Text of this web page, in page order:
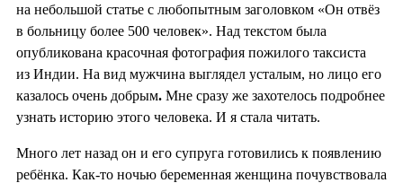
на небольшой статье с любопытным заголовком «Он отвёз
в больницу более 500 человек». Над текстом была
опубликована красочная фотография пожилого таксиста
из Индии. На вид мужчина выглядел усталым, но лицо его
казалось очень добрым. Мне сразу же захотелось подробнее
узнать историю этого человека. И я стала читать.
Много лет назад он и его супруга готовились к появлению
ребёнка. Как-то ночью беременная женщина почувствовала